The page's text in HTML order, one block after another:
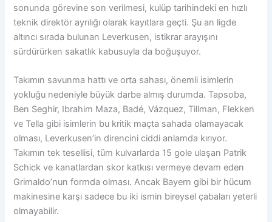
sonunda görevine son verilmesi, kulüp tarihindeki en hızlı
teknik direktör ayrılığı olarak kayıtlara geçti. Şu an ligde
altıncı sırada bulunan Leverkusen, istikrar arayışını
sürdürürken sakatlık kabusuyla da boğuşuyor.
Takımın savunma hattı ve orta sahası, önemli isimlerin
yokluğu nedeniyle büyük darbe almış durumda. Tapsoba,
Ben Seghir, Ibrahim Maza, Badé, Vázquez, Tillman, Flekken
ve Tella gibi isimlerin bu kritik maçta sahada olamayacak
olması, Leverkusen’in direncini ciddi anlamda kırıyor.
Takımın tek tesellisi, tüm kulvarlarda 15 gole ulaşan Patrik
Schick ve kanatlardan skor katkısı vermeye devam eden
Grimaldo’nun formda olması. Ancak Bayern gibi bir hücum
makinesine karşı sadece bu iki ismin bireysel çabaları yeterli
olmayabilir.